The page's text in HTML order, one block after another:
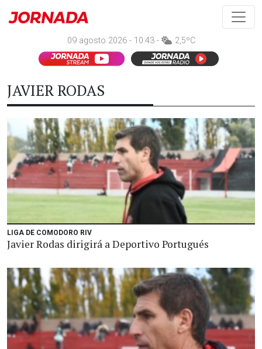
09 agosto 2026 - 10:43 - 2,5ºC
JAVIER RODAS
LIGA DE COMODORO RIV
Javier Rodas dirigirá a Deportivo Portugués